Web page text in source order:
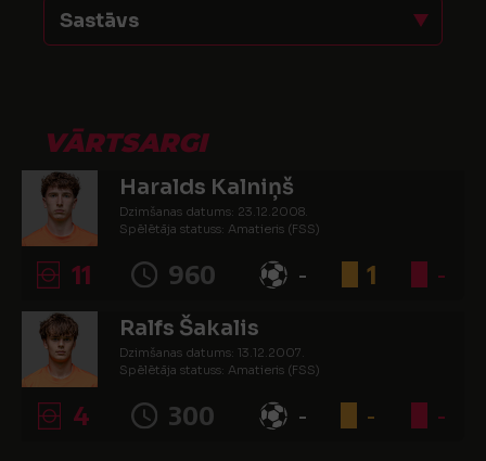
Sastāvs
VĀRTSARGI
Haralds Kalniņš
Dzimšanas datums: 23.12.2008.
Spēlētāja statuss: Amatieris (FSS)
11 960 - 1 -
Ralfs Šakalis
Dzimšanas datums: 13.12.2007.
Spēlētāja statuss: Amatieris (FSS)
4 300 - - -